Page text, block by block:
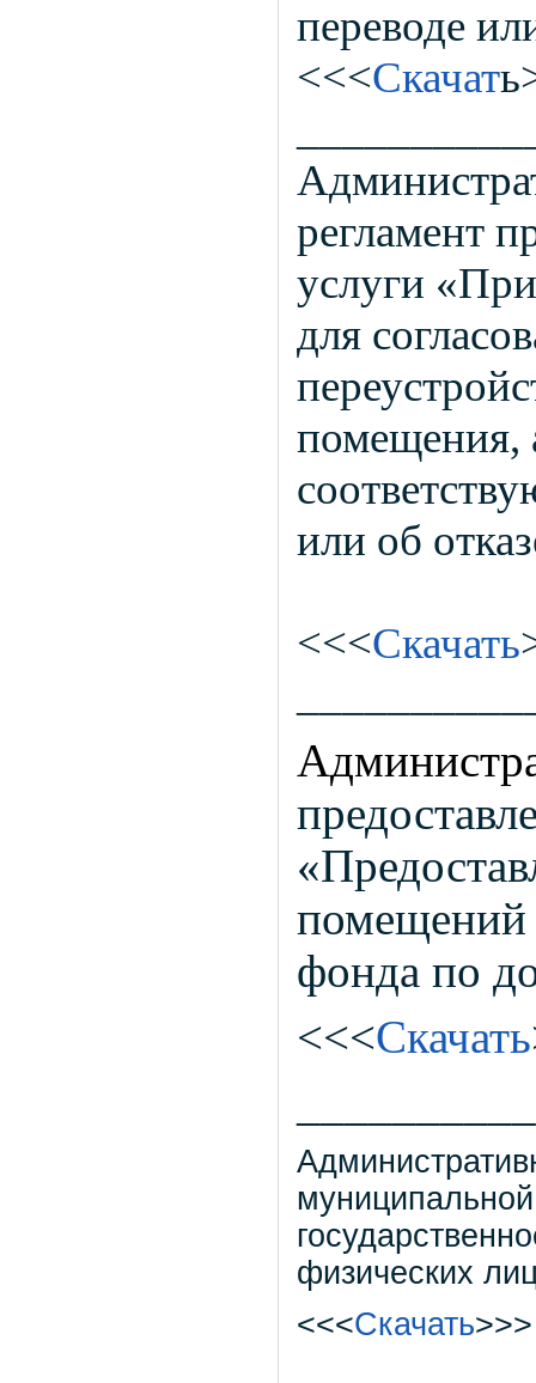
переводе
<<<Скачат
регламент
услуги
для
помещения,
или об
<<<Скачать
«
помещений
фонда по
<<<Скачать
физических
<<<Скачать>>>